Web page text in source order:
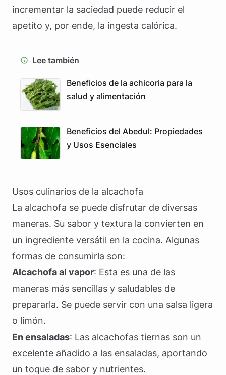
incrementar la saciedad puede reducir el
apetito y, por ende, la ingesta calórica.
Lee también
Beneficios de la achicoria para la
salud y alimentación
Beneficios del Abedul: Propiedades
y Usos Esenciales
Usos culinarios de la alcachofa
La alcachofa se puede disfrutar de diversas
maneras. Su sabor y textura la convierten en
un ingrediente versátil en la cocina. Algunas
formas de consumirla son:
Alcachofa al vapor: Esta es una de las
maneras más sencillas y saludables de
prepararla. Se puede servir con una salsa ligera
o limón.
En ensaladas: Las alcachofas tiernas son un
excelente añadido a las ensaladas, aportando
un toque de sabor y nutrientes.